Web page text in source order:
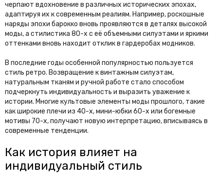
черпают вдохновение в различных исторических эпохах,
адаптируя их к современным реалиям. Например, роскошные
наряды эпохи барокко вновь проявляются в деталях высокой
моды, а стилистика 80-х с её объемными силуэтами и яркими
оттенками вновь находит отклик в гардеробах модников.
В последние годы особенной популярностью пользуется
стиль ретро. Возвращение к винтажным силуэтам,
натуральным тканям и ручной работе стало способом
подчеркнуть индивидуальность и выразить уважение к
истории. Многие культовые элементы моды прошлого, такие
как широкие плечи из 40-х, мини-юбки 60-х или богемные
мотивы 70-х, получают новую интерпретацию, вписываясь в
современные тенденции.
Как история влияет на
индивидуальный стиль